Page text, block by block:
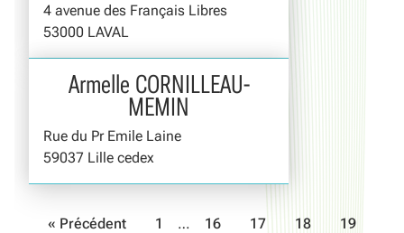
4 avenue des Français Libres
53000 LAVAL
Armelle CORNILLEAU-
MEMIN
Rue du Pr Emile Laine
59037 Lille cedex
« Précédent 1 … 16 17 18
19